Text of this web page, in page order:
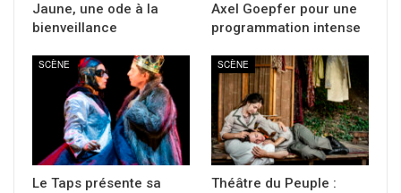
Jaune, une ode à la
bienveillance
Axel Goepfer pour une
programmation intense
SCÈNE
Le Taps présente sa
SCÈNE
Théâtre du Peuple :